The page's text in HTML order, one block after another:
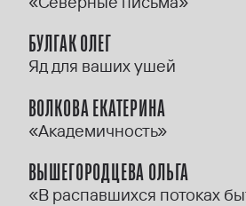
БУЛГАК ОЛЕГ
Яд для ваших ушей
ВОЛКОВА ЕКАТЕРИНА
«Академичность»
ВЫШЕГОРОДЦЕВА ОЛЬГА
«В распавшихся потоках